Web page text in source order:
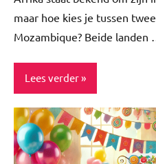
maar hoe kies je tussen
Mozambique? Beide landen …
Lees verder
ADV
Blog